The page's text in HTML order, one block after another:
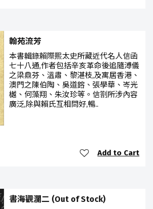
翰苑流芳
本書輯錄賴際熙太史所藏近代名人信函
七十八通,作者包括辛亥革命後追隨溥儀
之梁鼎芬、溫肅、黎湛枝,及寓居香港、
澳門之陳伯陶、吳道鎔、張學華、岑光
樾、何藻翔、朱汝珍等。信劄所涉內容
廣泛,除與賴氏互相問好,暢..
Add to Cart
書海觀瀾二 (Out of Stock)